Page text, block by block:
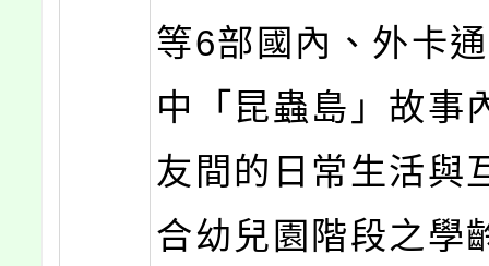
等6部國內、外卡
中「昆蟲島」故事
友間的日常生活與
合幼兒園階段之學